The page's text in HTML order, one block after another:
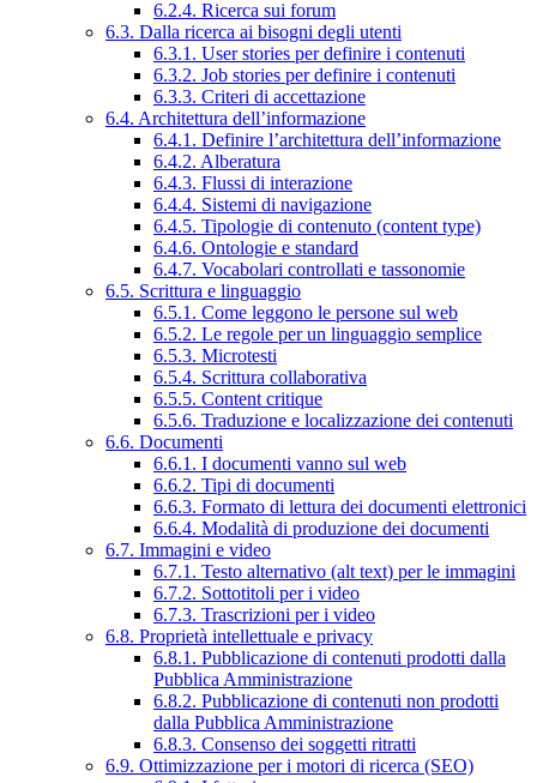
6.2.4. Ricerca sui forum
6.3. Dalla ricerca ai bisogni degli utenti
6.3.1. User stories per definire i contenuti
6.3.2. Job stories per definire i contenuti
6.3.3. Criteri di accettazione
6.4. Architettura dell’informazione
6.4.1. Definire l’architettura dell’informazione
6.4.2. Alberatura
6.4.3. Flussi di interazione
6.4.4. Sistemi di navigazione
6.4.5. Tipologie di contenuto (content type)
6.4.6. Ontologie e standard
6.4.7. Vocabolari controllati e tassonomie
6.5. Scrittura e linguaggio
6.5.1. Come leggono le persone sul web
6.5.2. Le regole per un linguaggio semplice
6.5.3. Microtesti
6.5.4. Scrittura collaborativa
6.5.5. Content critique
6.5.6. Traduzione e localizzazione dei contenuti
6.6. Documenti
6.6.1. I documenti vanno sul web
6.6.2. Tipi di documenti
6.6.3. Formato di lettura dei documenti elettronici
6.6.4. Modalità di produzione dei documenti
6.7. Immagini e video
6.7.1. Testo alternativo (alt text) per le immagini
6.7.2. Sottotitoli per i video
6.7.3. Trascrizioni per i video
6.8. Proprietà intellettuale e privacy
6.8.1. Pubblicazione di contenuti prodotti dalla
Pubblica Amministrazione
6.8.2. Pubblicazione di contenuti non prodotti
dalla Pubblica Amministrazione
6.8.3. Consenso dei soggetti ritratti
6.9. Ottimizzazione per i motori di ricerca (SEO)